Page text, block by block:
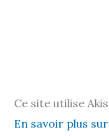
Ce site utilise
En savoir plus